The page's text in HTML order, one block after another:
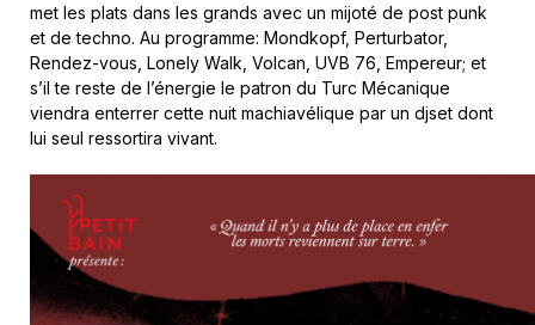
met les plats dans les grands avec un mijoté de post punk
et de techno. Au programme: Mondkopf, Perturbator,
Rendez-vous, Lonely Walk, Volcan, UVB 76, Empereur; et
s’il te reste de l’énergie le patron du Turc Mécanique
viendra enterrer cette nuit machiavélique par un djset dont
lui seul ressortira vivant.